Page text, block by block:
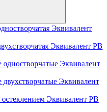
Эквивалент
Эквивалент PB
Эквивалент
Эквивалент
Эквивалент PB